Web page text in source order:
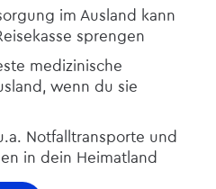
im Ausland kann
sprengen
medizinische
wenn du sie
Notfalltransporte und
in dein Heimatland